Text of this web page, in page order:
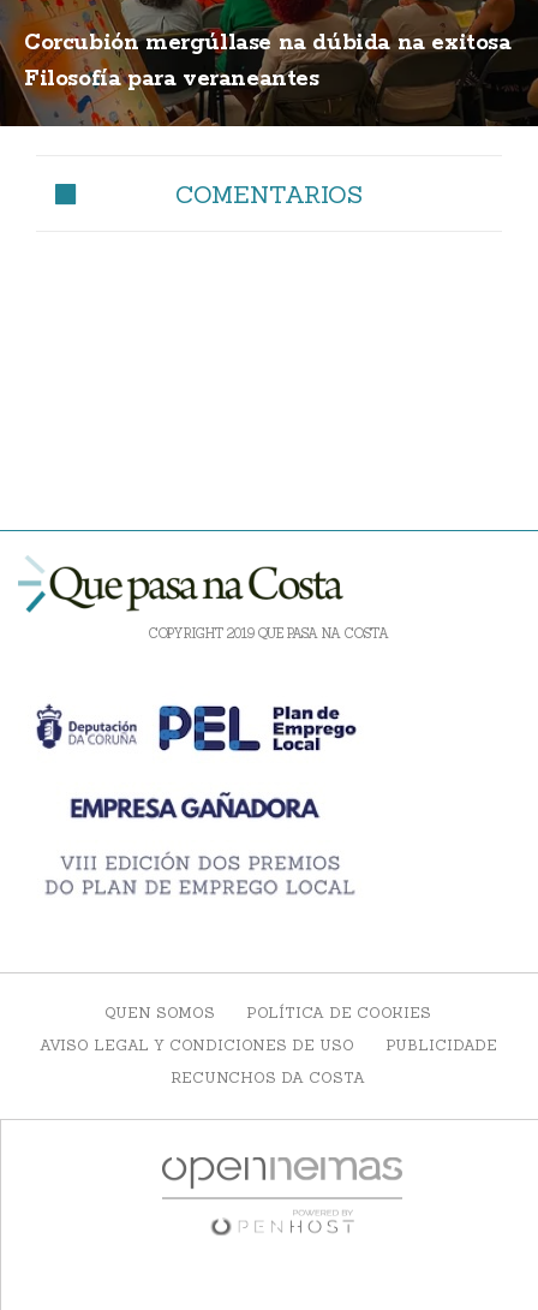
Corcubión mergúllase na dúbida na exitosa
Filosofía para veraneantes
COMENTARIOS
COPYRIGHT 2019 QUE PASA NA COSTA
QUEN SOMOS
POLÍTICA DE COOKIES
AVISO LEGAL Y CONDICIONES DE USO
PUBLICIDADE
RECUNCHOS DA COSTA